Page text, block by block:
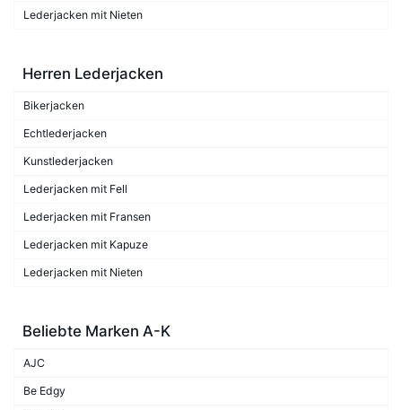
Lederjacken mit Nieten
Herren Lederjacken
Bikerjacken
Echtlederjacken
Kunstlederjacken
Lederjacken mit Fell
Lederjacken mit Fransen
Lederjacken mit Kapuze
Lederjacken mit Nieten
Beliebte Marken A-K
AJC
Be Edgy